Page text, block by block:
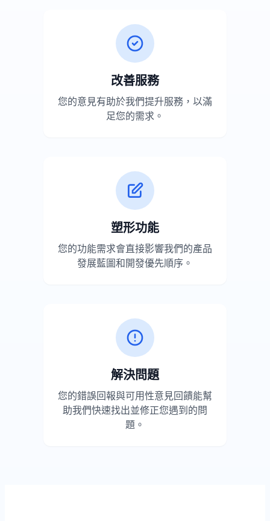
改善服務
您的意見有助於我們提升服務，以滿
足您的需求。
塑形功能
您的功能需求會直接影響我們的產品
發展藍圖和開發優先順序。
解決問題
您的錯誤回報與可用性意見回饋能幫
助我們快速找出並修正您遇到的問
題。